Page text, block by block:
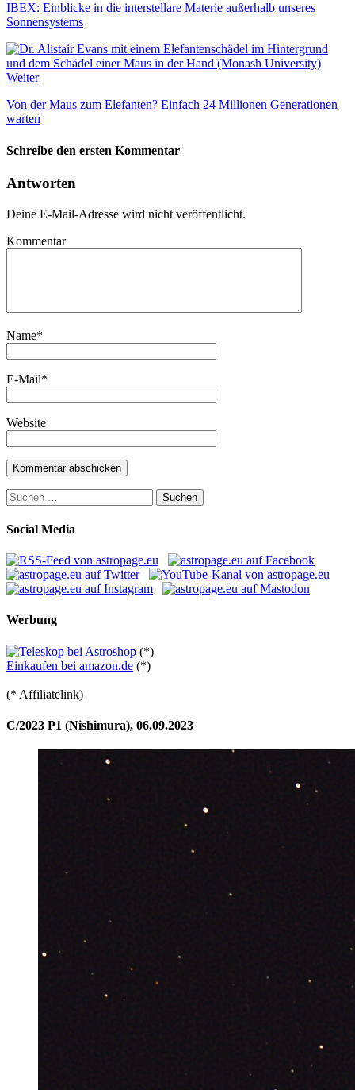
IBEX: Einblicke in die interstellare Materie außerhalb unseres
Sonnensystems
Weiter
Von der Maus zum Elefanten? Einfach 24 Millionen Generationen
warten
Schreibe den ersten Kommentar
Antworten
Deine E-Mail-Adresse wird nicht veröffentlicht.
Kommentar
Name*
E-Mail*
Website
Suchen
nach:
Social Media
Werbung
(*)
Einkaufen bei amazon.de (*)
(* Affiliatelink)
C/2023 P1 (Nishimura), 06.09.2023